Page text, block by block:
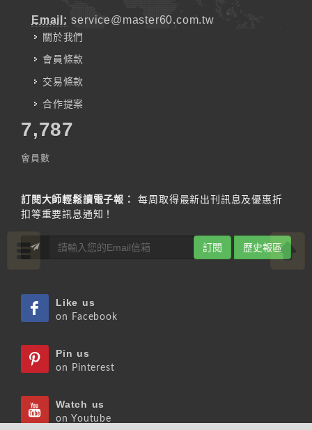
Email: service@master60.com.tw
關於我們
會員條款
交易條款
合作提案
7,787
會員數
訂閱大師輕鬆讀電子報：
每周取得最新出刊訊息及優惠折
扣等重要訊息通知！
訂閱 歷史報區
Like us
on Facebook
Pin us
on Pinterest
Watch us
on Youtube